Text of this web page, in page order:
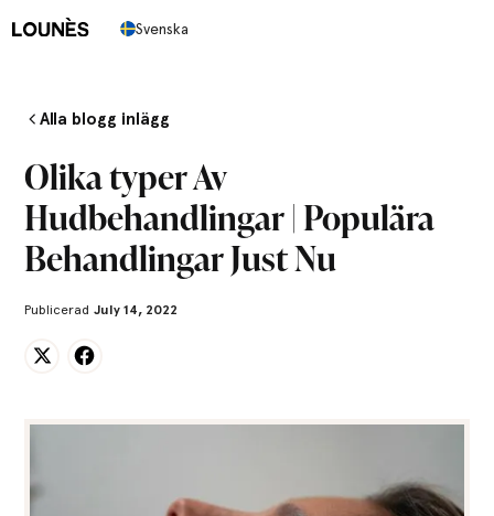
Svenska
Alla blogg inlägg
Olika typer Av
Hudbehandlingar | Populära
Behandlingar Just Nu
Publicerad July 14, 2022